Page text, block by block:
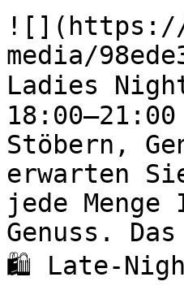
![](https://
media/
Ladies
Stöbern,
erwarten
jede
Genuss.
🛍️ Late-